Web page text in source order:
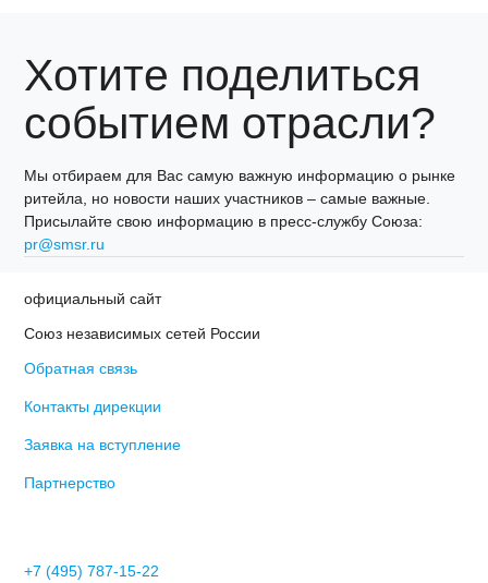
Хотите поделиться
событием отрасли?
Мы отбираем для Вас самую важную информацию о рынке
ритейла, но новости наших участников – самые важные.
Присылайте свою информацию в пресс-службу Союза:
pr@smsr.ru
официальный сайт
Союз независимых сетей России
Обратная связь
Контакты дирекции
Заявка на вступление
Партнерство
+7 (495) 787-15-22